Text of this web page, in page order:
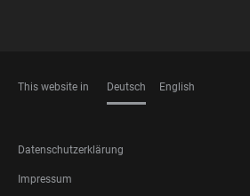
This website in Deutsch English
FOOTER
LEGAL
Datenschutzerklärung
Impressum